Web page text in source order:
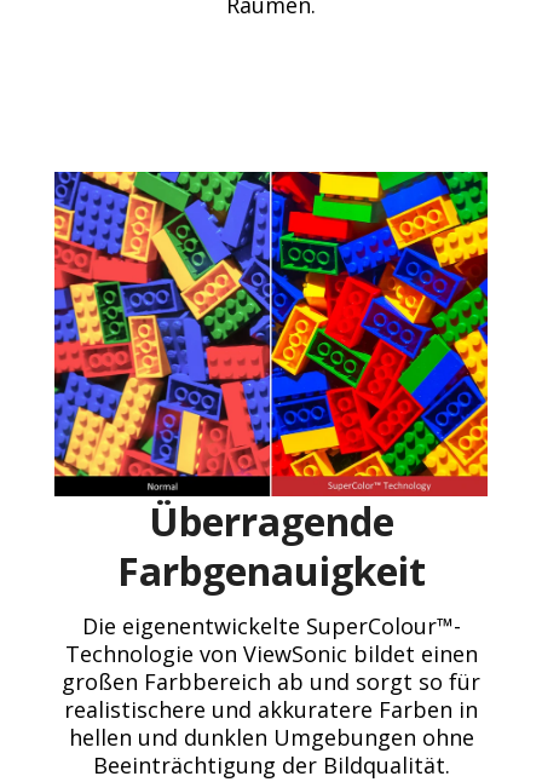
Überragende
Farbgenauigkeit
Die eigenentwickelte SuperColour™-
Technologie von ViewSonic bildet einen
großen Farbbereich ab und sorgt so für
realistischere und akkuratere Farben in
hellen und dunklen Umgebungen ohne
Beeinträchtigung der Bildqualität.